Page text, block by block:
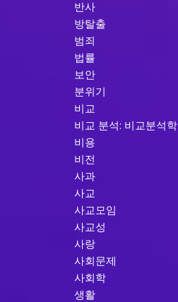
반사
방탈출
범죄
법률
보안
분위기
비교
비교 분석: 비교분석학
비용
비전
사과
사교
사교모임
사교성
사랑
사회문제
사회학
생활